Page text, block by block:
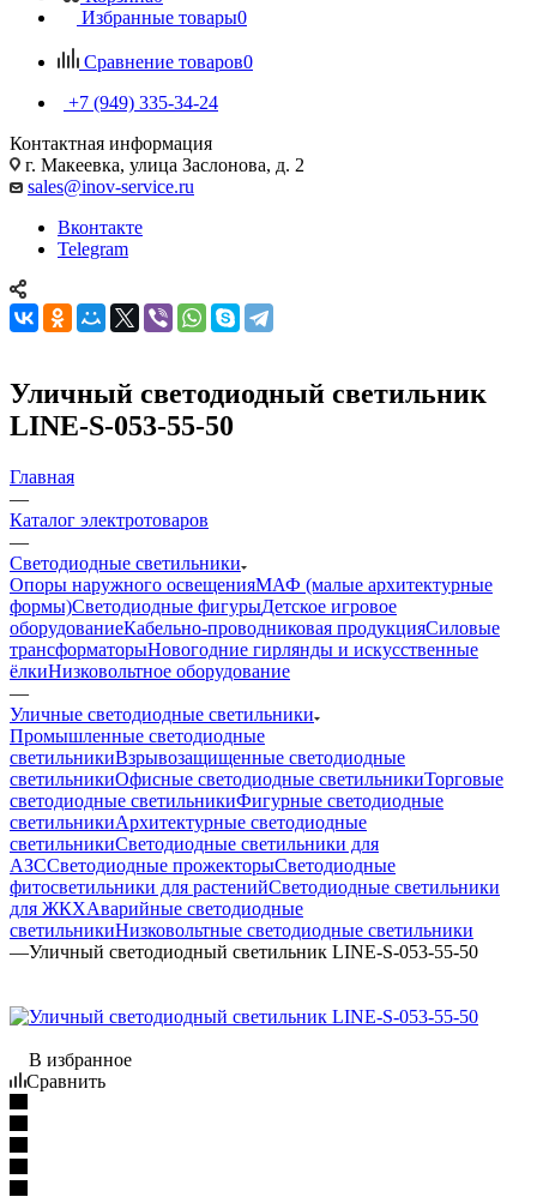
Избранные товары0
Сравнение товаров0
+7 (949) 335-34-24
Контактная информация
г. Макеевка, улица Заслонова, д. 2
sales@inov-service.ru
Вконтакте
Telegram
Уличный светодиодный светильник
LINE-S-053-55-50
Главная
—
Каталог электротоваров
—
Светодиодные светильники
Опоры наружного освещенияМАФ (малые архитектурные
формы)Светодиодные фигурыДетское игровое
оборудованиеКабельно-проводниковая продукцияСиловые
трансформаторыНовогодние гирлянды и искусственные
ёлкиНизковольтное оборудование
—
Уличные светодиодные светильники
Промышленные светодиодные
светильникиВзрывозащищенные светодиодные
светильникиОфисные светодиодные светильникиТорговые
светодиодные светильникиФигурные светодиодные
светильникиАрхитектурные светодиодные
светильникиСветодиодные светильники для
АЗССветодиодные прожекторыСветодиодные
фитосветильники для растенийСветодиодные светильники
для ЖКХАварийные светодиодные
светильникиНизковольтные светодиодные светильники
—Уличный светодиодный светильник LINE-S-053-55-50
В избранное
Сравнить